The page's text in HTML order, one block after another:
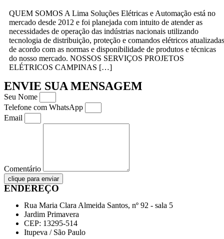
QUEM SOMOS A Lima Soluções Elétricas e Automação está no
mercado desde 2012 e foi planejada com intuito de atender as
necessidades de operação das indústrias nacionais utilizando
tecnologia de distribuição, proteção e comandos elétricos atualizadas
de acordo com as normas e disponibilidade de produtos e técnicas
do nosso mercado. NOSSOS SERVIÇOS PROJETOS
ELÉTRICOS CAMPINAS […]
ENVIE SUA MENSAGEM
Seu Nome
Telefone com WhatsApp
Email
Comentário
clique para enviar
ENDEREÇO
Rua Maria Clara Almeida Santos, nº 92 - sala 5
Jardim Primavera
CEP: 13295-514
Itupeva / São Paulo